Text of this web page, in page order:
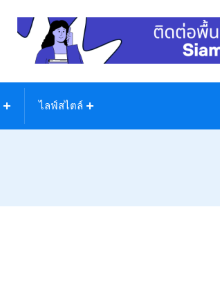
ไลฟ์สไตล์